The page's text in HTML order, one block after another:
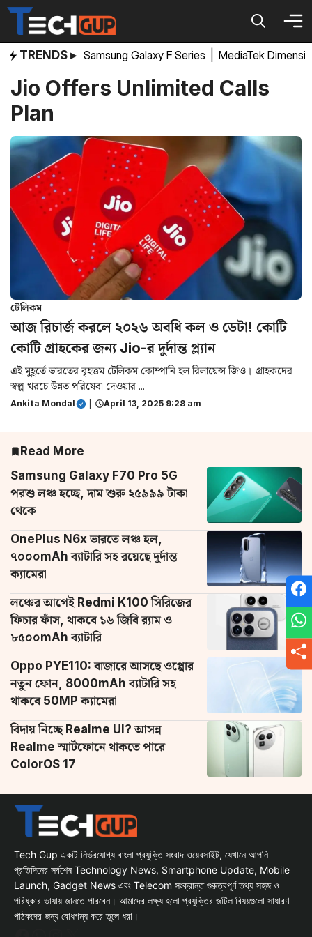
Skip
content
TRENDS ▸ Samsung Galaxy F Series MediaTek
Jio Offers Unlimited Calls
Plan
টেলিকম
আজ রিচার্জ করলে ২০২৬ অবধি কল ও ডেটা! কোটি
কোটি গ্রাহকের জন্য Jio-র দুর্দান্ত প্ল্যান
এই মুহূর্তে ভারতের বৃহত্তম টেলিকম কোম্পানি হল রিলায়েন্স জিও। গ্রাহকদের
স্বল্প খরচে উন্নত পরিষেবা দেওয়ার ...
Ankita Mondal April 13, 2025 9:28 am
Read More
Samsung Galaxy F70 Pro 5G
পরশু লঞ্চ হচ্ছে, দাম শুরু ২৫৯৯৯ টাকা
থেকে
OnePlus N6x ভারতে লঞ্চ হল,
৭০০০mAh ব্যাটারি সহ রয়েছে দুর্দান্ত
ক্যামেরা
লঞ্চের আগেই Redmi K100 সিরিজের
ফিচার ফাঁস, থাকবে ১৬ জিবি র‌্যাম ও
৮৫০০mAh ব্যাটারি
Oppo PYE110: বাজারে আসছে ওপ্পোর
নতুন ফোন, 8000mAh ব্যাটারি সহ
থাকবে 50MP ক্যামেরা
বিদায় নিচ্ছে Realme UI? আসন্ন
Realme স্মার্টফোনে থাকতে পারে
ColorOS 17
Tech Gup একটি নির্ভরযোগ্য বাংলা প্রযুক্তি সংবাদ ওয়েবসাইট, যেখানে আপনি
প্রতিদিনের সর্বশেষ Technology News, Smartphone Update, Mobile
Launch, Gadget News এবং Telecom সংক্রান্ত গুরুত্বপূর্ণ তথ্য সহজ ও
পরিষ্কার ভাষায় জানতে পারবেন। আমাদের লক্ষ্য হলো প্রযুক্তির জটিল বিষয়গুলো সাধারণ
পাঠকদের জন্য বোধগম্য করে তুলে ধরা।